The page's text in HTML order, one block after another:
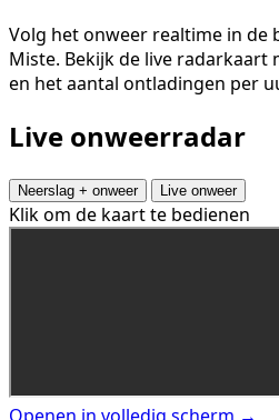
Volg het onweer realtime in de
Miste. Bekijk de live
en het aantal ontladingen per
Live onweerradar
Neerslag + onweer Live onweer
Klik om de kaart te bedienen